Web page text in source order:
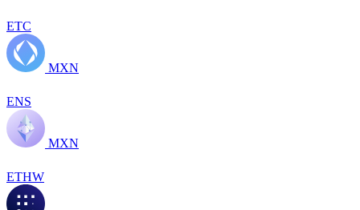
ETC
MXN
ENS
MXN
ETHW